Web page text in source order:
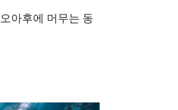
아후에 머무는 동